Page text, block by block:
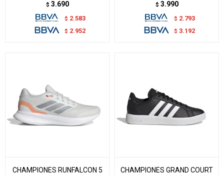
$ 3.690
$ 2.583
$ 2.952
$ 3.990
$ 2.793
$ 3.192
CHAMPIONES RUNFALCON 5
CHAMPIONES GRAND COURT